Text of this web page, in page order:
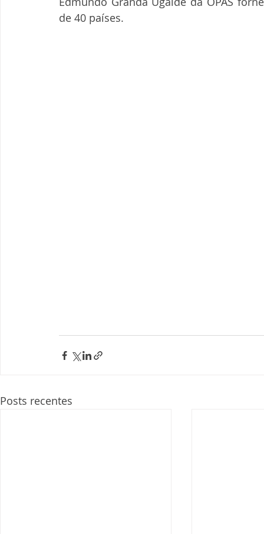
de 40 países.
Posts recentes